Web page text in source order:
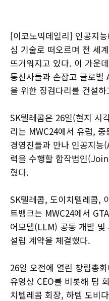
[이코노믹데일리] 인공지
심 기술로 떠오르며 전 세
뜨거워지고 있다. 이 가운
통신사들과 손잡고 글로벌
을 위한 징검다리를 건설
SK텔레콤은 26일(현지 시
리는 MWC24에서 유럽,
경영진들과 만나 인공지능
력을 수행할 합작법인
혔다.
SK텔레콤, 도이치텔레콤,
트뱅크는 MWC24에서
어모델(LLM) 공동 개발 및
설립 계약을 체결했다.
26일 오전에 열린 창립총
유영상 CEO를 비롯해 팀
치텔레콤 회장, 하템 도